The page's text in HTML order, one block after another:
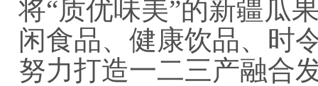
将“质优味美”的新疆瓜
闲食品、健康饮品、时
努力打造一二三产融合